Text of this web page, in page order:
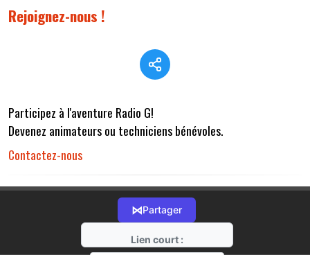
Rejoignez-nous !
Participez à l'aventure Radio G!
Devenez animateurs ou techniciens bénévoles.
Contactez-nous
⋈Partager
Lien court :